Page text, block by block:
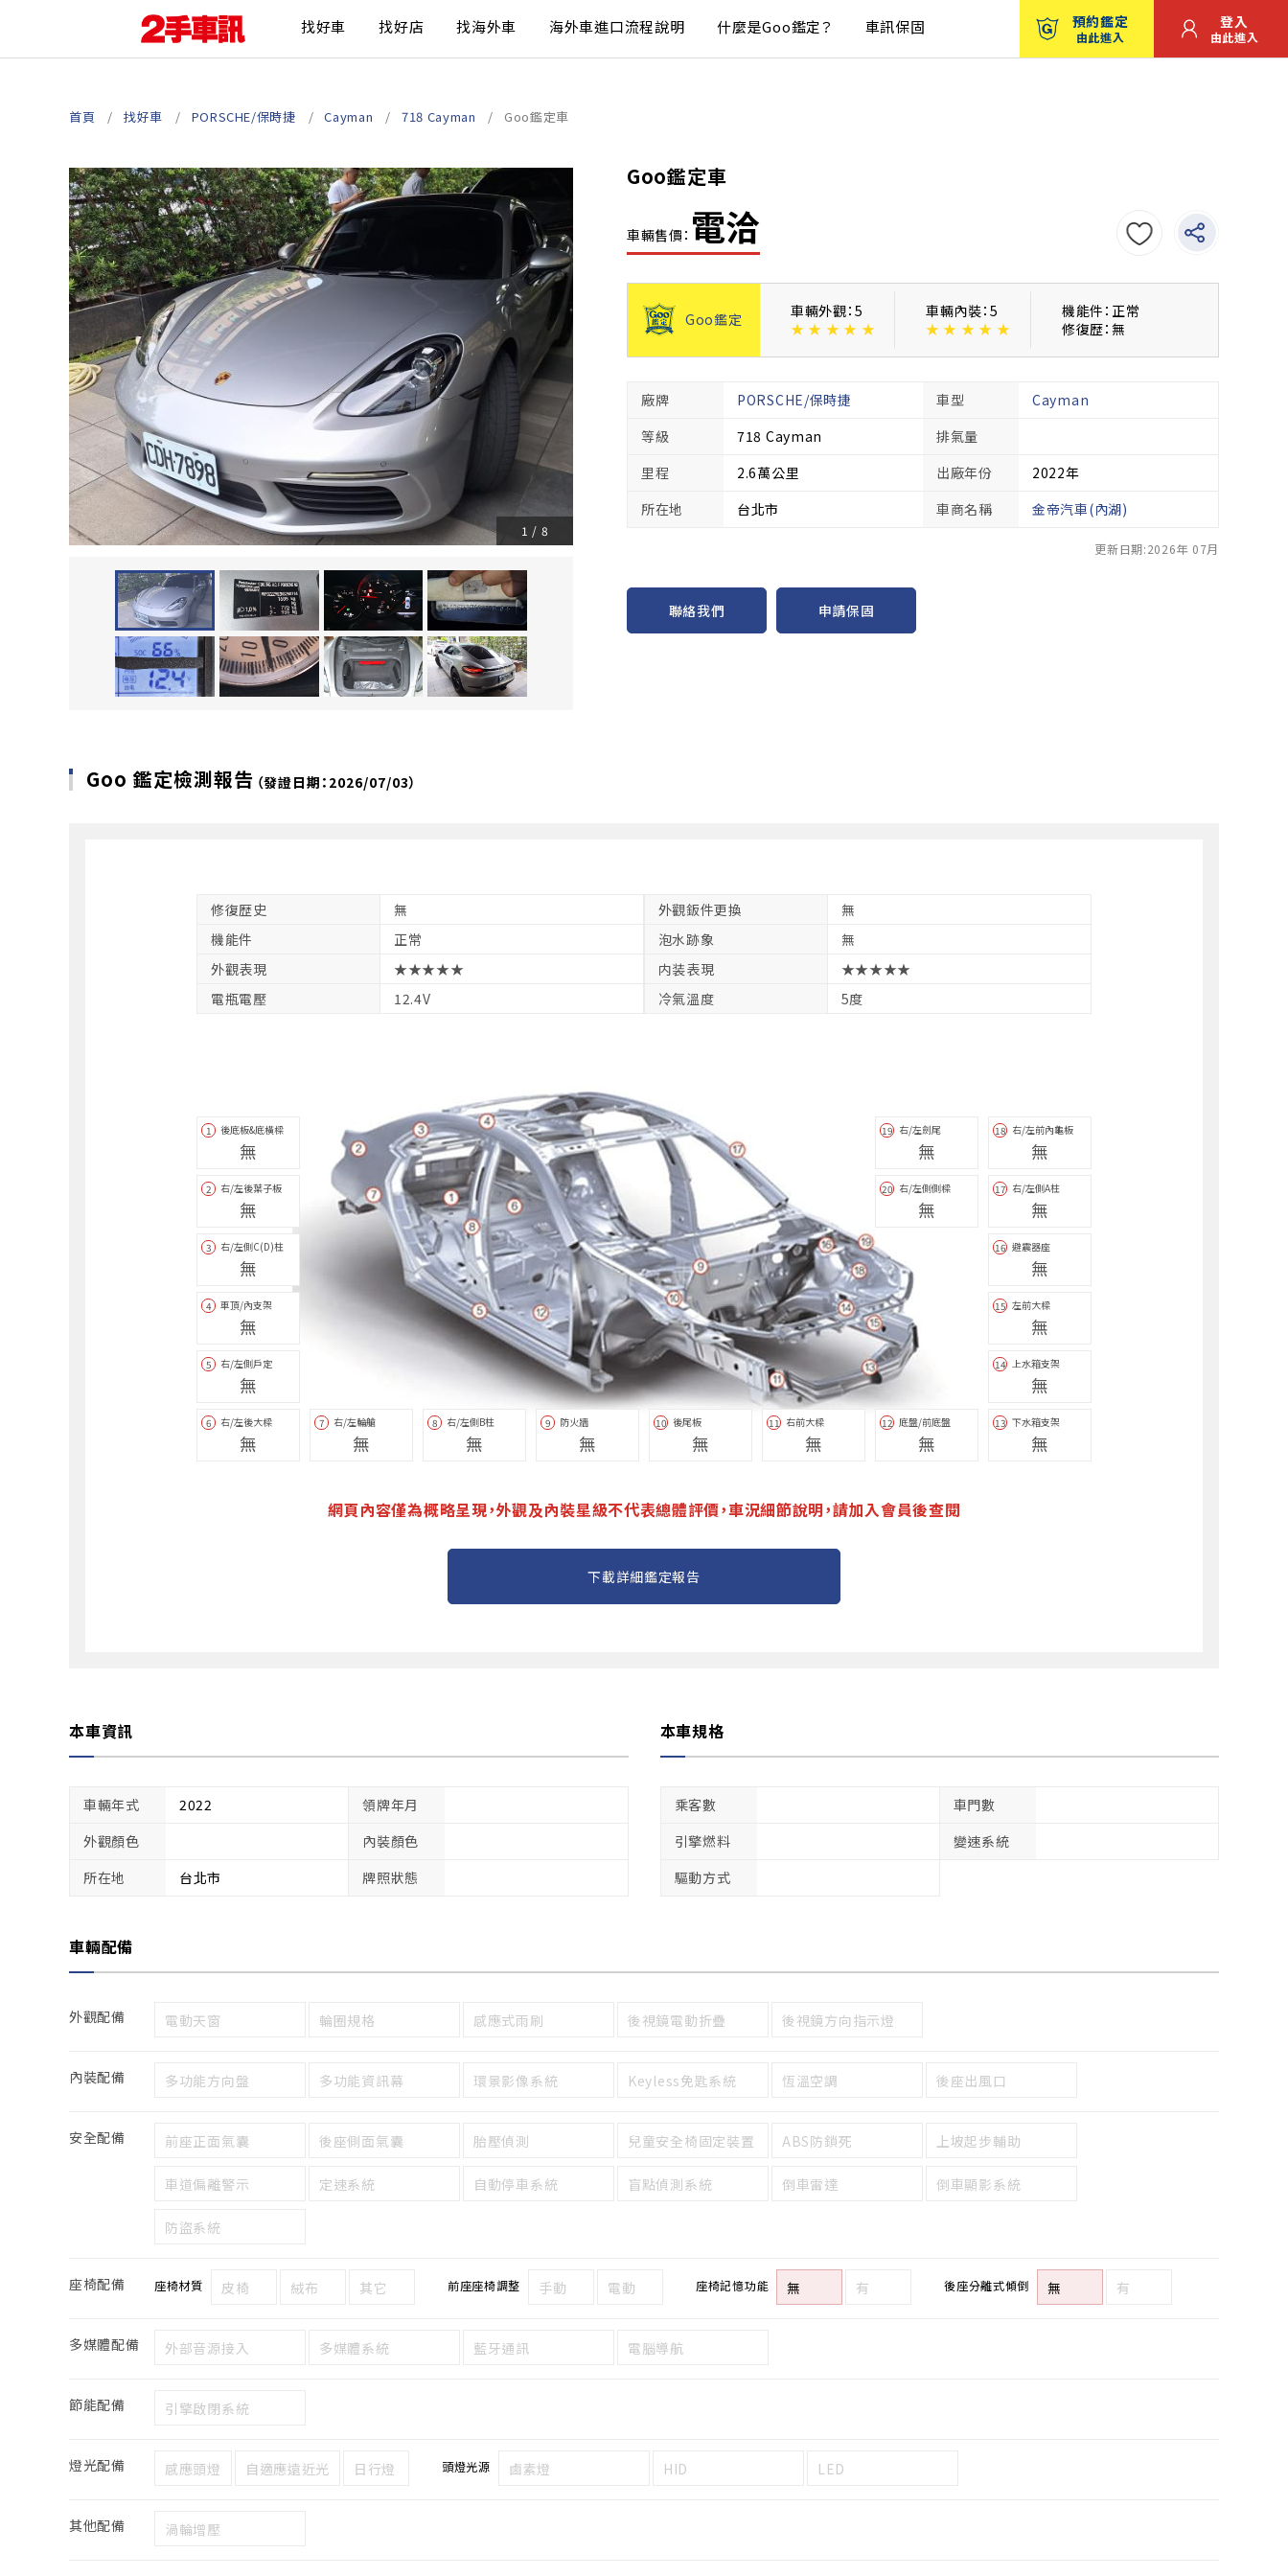
找好車 找好店 找海外車 海外車進口流程說明 什麼是Goo鑑定？ 車訊保固 預約鑑定
由此進入
登入
由此進入
首頁 找好車 PORSCHE/保時捷 Cayman 718 Cayman Goo鑑定車
Goo鑑定車
車輛售價： 電洽
1 / 8
Goo鑑定
車輛外觀：5
★ ★ ★ ★ ★
車輛內裝：5
★ ★ ★ ★ ★
機能件：正常
修復歴：無
廠牌 PORSCHE/保時捷 車型
Cayman
等級
718 Cayman
排氣量
里程
2.6萬公里 出廠年份
2022年
所在地
台北市 車商名稱 金帝汽車(內湖)
更新日期:2026年 07月
聯絡我們 申請保固
Goo 鑑定檢測報告 （發證日期：2026/07/03）
修復歴史 無 外觀鈑件更換
無
機能件
正常 泡水跡象
無
外觀表現
★★★★★ 内装表現
★★★★★
電瓶電壓
12.4V 冷氣溫度 5度
1 後底板&底橫樑
無
2 右/左後葉子板
無
3 右/左側C(D)柱
無
4 車頂/內支架
無
5 右/左側戶定
無
6 右/左後大樑
無
7 右/左輪艙
無
8 右/左側B柱
無
9 防火牆
無
10 後尾板
無
11 右前大樑
無
12 底盤/前底盤
無
13 下水箱支架
無
14 上水箱支架
無
15 左前大樑
無
16 避震器座
無
17 右/左側A柱
無
18 右/左前內龜板
無
19 右/左劍尾
無
20 右/左側側樑
無
網頁內容僅為概略呈現，外觀及內裝星級不代表總體評價，車況細節說明，請加入會員後查閱
下載詳細鑑定報告
本車資訊
車輛年式 2022
領牌年月
外觀顏色
內裝顏色
所在地
台北市 牌照狀態
本車規格
乘客數
車門數
引擎燃料
變速系統
驅動方式
車輛配備
外觀配備 電動天窗 輪圈規格 感應式雨刷 後視鏡電動折疊 後視鏡方向指示燈
內裝配備 多功能方向盤 多功能資訊幕 環景影像系統 Keyless免匙系統 恆溫空調 後座出風口
安全配備 前座正面氣囊 後座側面氣囊 胎壓偵測 兒童安全椅固定裝置 ABS防鎖死 上坡起步輔助
車道偏離警示 定速系統 自動停車系統 盲點偵測系統 倒車雷達 倒車顯影系統
防盜系統
座椅配備 座椅材質 皮椅 絨布 其它 前座座椅調整 手動 電動 座椅記憶功能 無 有 後座分離式傾倒 無 有
多媒體配備 外部音源接入 多媒體系統 藍牙通訊 電腦導航
節能配備 引擎啟閉系統
燈光配備 感應頭燈 自適應遠近光 日行燈 頭燈光源 鹵素燈 HID LED
其他配備 渦輪增壓